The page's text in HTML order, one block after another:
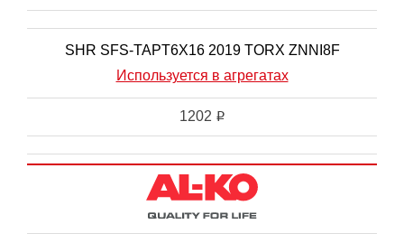
SHR SFS-TAPT6X16 2019 TORX ZNNI8F
Используется в агрегатах
1202 i